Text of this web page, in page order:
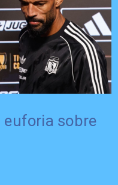
euforia sobre